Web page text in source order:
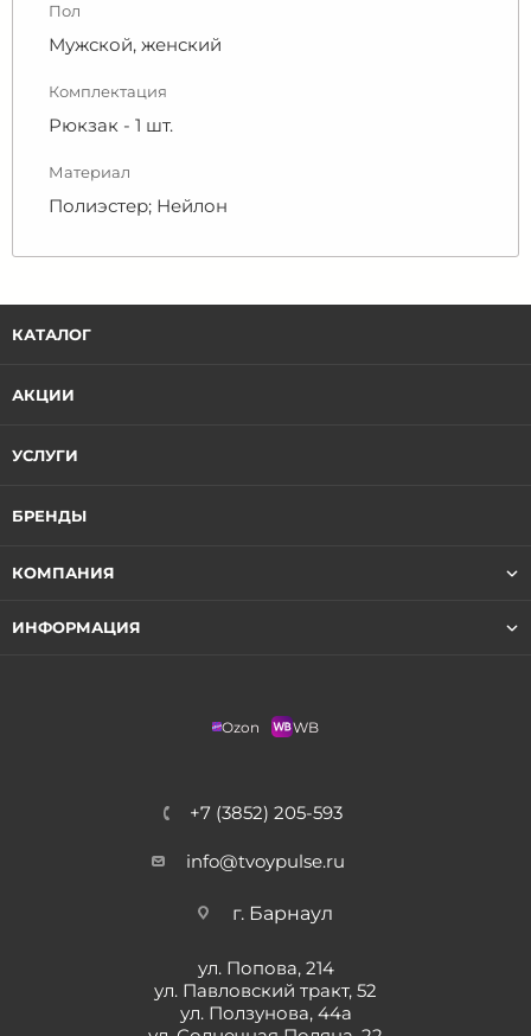
Пол
Мужской, женский
Комплектация
Рюкзак - 1 шт.
Материал
Полиэстер; Нейлон
КАТАЛОГ
АКЦИИ
УСЛУГИ
БРЕНДЫ
КОМПАНИЯ
ИНФОРМАЦИЯ
Ozon WB
+7 (3852) 205-593
info@tvoypulse.ru
г. Барнаул
ул. Попова, 214
ул. Павловский тракт, 52
ул. Ползунова, 44а